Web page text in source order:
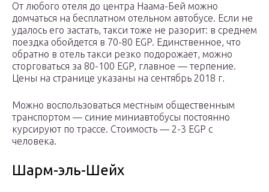
От любого отеля до центра Наама-Бей можно
домчаться на бесплатном отельном автобусе. Если не
удалось его застать, такси тоже не разорит: в среднем
поездка обойдется в 70-80 EGP. Единственное, что
обратно в отель такси резко подорожает, можно
сторговаться за 80-100 EGP, главное — терпение.
Цены на странице указаны на сентябрь 2018 г.
Можно воспользоваться местным общественным
транспортом — синие миниавтобусы постоянно
курсируют по трассе. Стоимость — 2-3 EGP с
человека.
Шарм-эль-Шейх